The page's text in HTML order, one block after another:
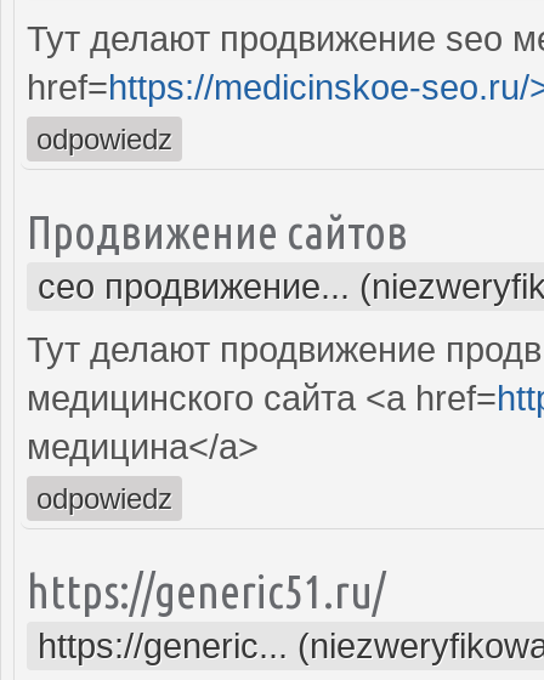
Тут делают продвижение seo
href=https://medicinskoe-seo.ru/
odpowiedz
Продвижение сайтов
сео продвижение...
Тут делают продвижение
медицинского сайта <a href=
медицина</a>
odpowiedz
https://generic51.ru/
https://generic...